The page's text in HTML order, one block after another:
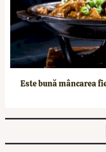
Este bună mâncarea